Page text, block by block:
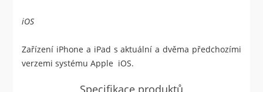
iOS
Zařízení iPhone a iPad s aktuální a dvěma předchozími
verzemi systému Apple iOS.